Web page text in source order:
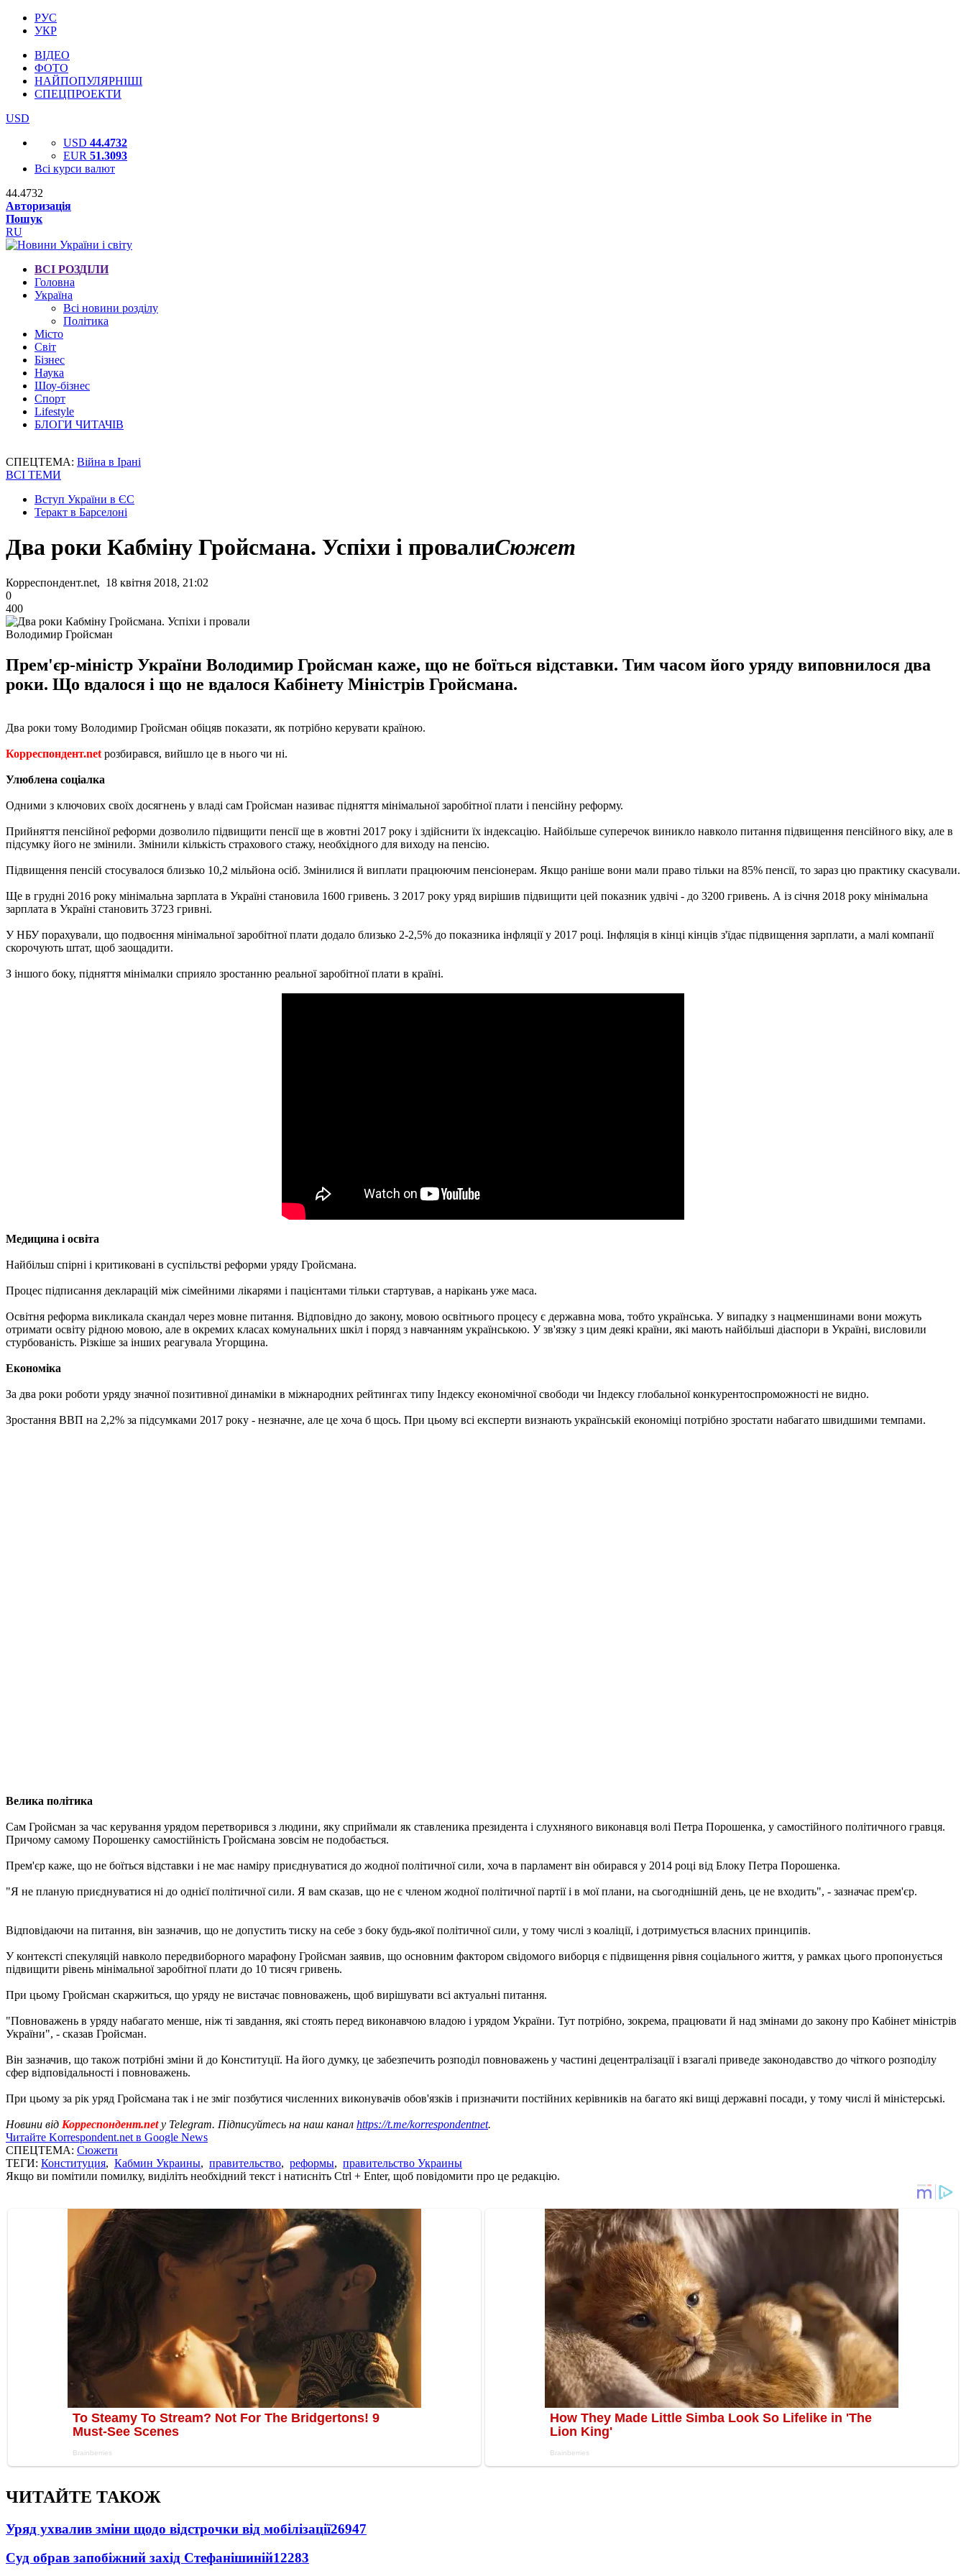
РУС
УКР
ВІДЕО
ФОТО
НАЙПОПУЛЯРНІШІ
СПЕЦПРОЕКТИ
USD
USD 44.4732
EUR 51.3093
Всі курси валют
44.4732
Авторизація
Пошук
RU
ВСІ РОЗДІЛИ
Головна
Україна
Всі новини розділу
Політика
Місто
Світ
Бізнес
Наука
Шоу-бізнес
Спорт
Lifestyle
БЛОГИ ЧИТАЧІВ
СПЕЦТЕМА: Війна в Ірані
ВСІ ТЕМИ
Вступ України в ЄС
Теракт в Барселоні
Два роки Кабміну Гройсмана. Успіхи і провалиСюжет
Корреспондент.net, 18 квітня 2018, 21:02
0
400
Володимир Гройсман
Прем'єр-міністр України Володимир Гройсман каже, що не боїться відставки. Тим часом його уряду виповнилося два
роки. Що вдалося і що не вдалося Кабінету Міністрів Гройсмана.
Два роки тому Володимир Гройсман обіцяв показати, як потрібно керувати країною.
Корреспондент.net розбирався, вийшло це в нього чи ні.
Улюблена соціалка
Одними з ключових своїх досягнень у владі сам Гройсман називає підняття мінімальної заробітної плати і пенсійну реформу.
Прийняття пенсійної реформи дозволило підвищити пенсії ще в жовтні 2017 року і здійснити їх індексацію. Найбільше суперечок виникло навколо питання підвищення пенсійного віку, але в
підсумку його не змінили. Змінили кількість страхового стажу, необхідного для виходу на пенсію.
Підвищення пенсій стосувалося близько 10,2 мільйона осіб. Змінилися й виплати працюючим пенсіонерам. Якщо раніше вони мали право тільки на 85% пенсії, то зараз цю практику скасували.
Ще в грудні 2016 року мінімальна зарплата в Україні становила 1600 гривень. З 2017 року уряд вирішив підвищити цей показник удвічі - до 3200 гривень. А із січня 2018 року мінімальна
зарплата в Україні становить 3723 гривні.
У НБУ порахували, що подвоєння мінімальної заробітної плати додало близько 2-2,5% до показника інфляції у 2017 році. Інфляція в кінці кінців з'їдає підвищення зарплати, а малі компанії
скорочують штат, щоб заощадити.
З іншого боку, підняття мінімалки сприяло зростанню реальної заробітної плати в країні.
Медицина і освіта
Найбільш спірні і критиковані в суспільстві реформи уряду Гройсмана.
Процес підписання декларацій між сімейними лікарями і пацієнтами тільки стартував, а нарікань уже маса.
Освітня реформа викликала скандал через мовне питання. Відповідно до закону, мовою освітнього процесу є державна мова, тобто українська. У випадку з нацменшинами вони можуть
отримати освіту рідною мовою, але в окремих класах комунальних шкіл і поряд з навчанням українською. У зв'язку з цим деякі країни, які мають найбільші діаспори в Україні, висловили
стурбованість. Різкіше за інших реагувала Угорщина.
Економіка
За два роки роботи уряду значної позитивної динаміки в міжнародних рейтингах типу Індексу економічної свободи чи Індексу глобальної конкурентоспроможності не видно.
Зростання ВВП на 2,2% за підсумками 2017 року - незначне, але це хоча б щось. При цьому всі експерти визнають українській економіці потрібно зростати набагато швидшими темпами.
Велика політика
Сам Гройсман за час керування урядом перетворився з людини, яку сприймали як ставленика президента і слухняного виконавця волі Петра Порошенка, у самостійного політичного гравця.
Причому самому Порошенку самостійність Гройсмана зовсім не подобається.
Прем'єр каже, що не боїться відставки і не має наміру приєднуватися до жодної політичної сили, хоча в парламент він обирався у 2014 році від Блоку Петра Порошенка.
"Я не планую приєднуватися ні до однієї політичної сили. Я вам сказав, що не є членом жодної політичної партії і в мої плани, на сьогоднішній день, це не входить", - зазначає прем'єр.
Відповідаючи на питання, він зазначив, що не допустить тиску на себе з боку будь-якої політичної сили, у тому числі з коаліції, і дотримується власних принципів.
У контексті спекуляцій навколо передвиборного марафону Гройсман заявив, що основним фактором свідомого виборця є підвищення рівня соціального життя, у рамках цього пропонується
підвищити рівень мінімальної заробітної плати до 10 тисяч гривень.
При цьому Гройсман скаржиться, що уряду не вистачає повноважень, щоб вирішувати всі актуальні питання.
"Повноважень в уряду набагато менше, ніж ті завдання, які стоять перед виконавчою владою і урядом України. Тут потрібно, зокрема, працювати й над змінами до закону про Кабінет міністрів
України", - сказав Гройсман.
Він зазначив, що також потрібні зміни й до Конституції. На його думку, це забезпечить розподіл повноважень у частині децентралізації і взагалі приведе законодавство до чіткого розподілу
сфер відповідальності і повноважень.
При цьому за рік уряд Гройсмана так і не зміг позбутися численних виконувачів обов'язків і призначити постійних керівників на багато які вищі державні посади, у тому числі й міністерські.
Новини від Корреспондент.netу Telegram. Підписуйтесь на наш канал https://t.me/korrespondentnet.
Читайте Korrespondent.net в Google News
СПЕЦТЕМА: Сюжети
ТЕГИ: Конституция, Кабмин Украины, правительство, реформы, правительство Украины
Якщо ви помітили помилку, виділіть необхідний текст і натисніть Ctrl + Enter, щоб повідомити про це редакцію.
ЧИТАЙТЕ ТАКОЖ
Уряд ухвалив зміни щодо відстрочки від мобілізації26947
Суд обрав запобіжний захід Стефанішиній12283